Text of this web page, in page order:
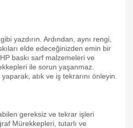
yazdırın. Ardından, aynı rengi,
elde edeceğinizden emin bir
baskı sarf malzemeleri ve
ile sorun yaşanmaz.
atık ve iş tekrarını önleyin.
gereksiz ve tekrar işleri
Mürekkepleri, tutarlı ve